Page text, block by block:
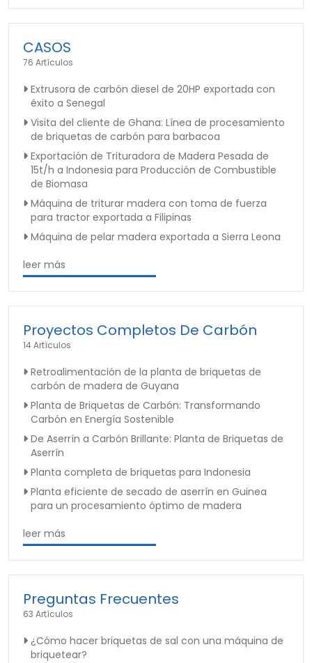
CASOS
76 Artículos
Extrusora de carbón diesel de 20HP exportada con
éxito a Senegal
Visita del cliente de Ghana: Línea de procesamiento
de briquetas de carbón para barbacoa
Exportación de Trituradora de Madera Pesada de
15t/h a Indonesia para Producción de Combustible
de Biomasa
Máquina de triturar madera con toma de fuerza
para tractor exportada a Filipinas
Máquina de pelar madera exportada a Sierra Leona
leer más
Proyectos Completos De Carbón
14 Artículos
Retroalimentación de la planta de briquetas de
carbón de madera de Guyana
Planta de Briquetas de Carbón: Transformando
Carbón en Energía Sostenible
De Aserrín a Carbón Brillante: Planta de Briquetas de
Aserrín
Planta completa de briquetas para Indonesia
Planta eficiente de secado de aserrín en Guinea
para un procesamiento óptimo de madera
leer más
Preguntas Frecuentes
63 Artículos
¿Cómo hacer briquetas de sal con una máquina de
briquetear?